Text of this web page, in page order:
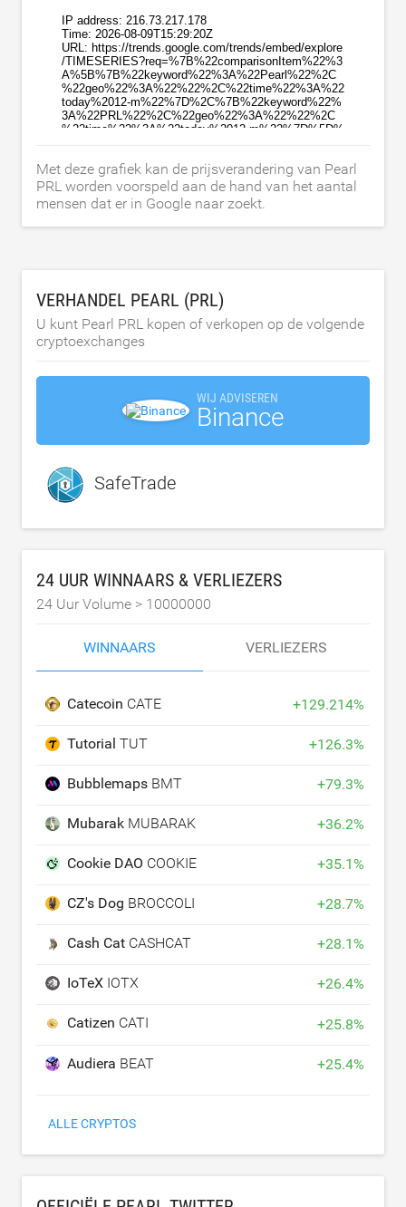
Met deze grafiek kan de prijsverandering van Pearl
PRL worden voorspeld aan de hand van het aantal
mensen dat er in Google naar zoekt.
VERHANDEL PEARL (PRL)
U kunt Pearl PRL kopen of verkopen op de volgende
cryptoexchanges
WIJ ADVISEREN
Binance
SafeTrade
24 UUR WINNAARS & VERLIEZERS
24 Uur Volume > 10000000
WINNAARS VERLIEZERS
Catecoin CATE +129.214%
Tutorial TUT +126.3%
Bubblemaps BMT +79.3%
Mubarak MUBARAK +36.2%
Cookie DAO COOKIE +35.1%
CZ's Dog BROCCOLI +28.7%
Cash Cat CASHCAT +28.1%
IoTeX IOTX +26.4%
Catizen CATI +25.8%
Audiera BEAT +25.4%
ALLE CRYPTOS